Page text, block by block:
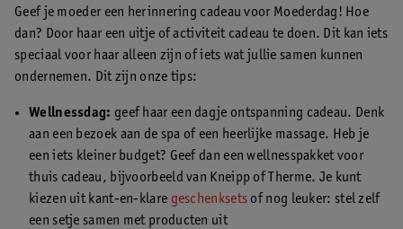
Geef je moeder een herinnering cadeau voor Moederdag! Hoe
dan? Door haar een uitje of activiteit cadeau te doen. Dit kan iets
speciaal voor haar alleen zijn of iets wat jullie samen kunnen
ondernemen. Dit zijn onze tips:
Wellnessdag: geef haar een dagje ontspanning cadeau. Denk
aan een bezoek aan de spa of een heerlijke massage. Heb je
een iets kleiner budget? Geef dan een wellnesspakket voor
thuis cadeau, bijvoorbeeld van Kneipp of Therme. Je kunt
kiezen uit kant-en-klare geschenksets of nog leuker: stel zelf
een setje samen met producten uit